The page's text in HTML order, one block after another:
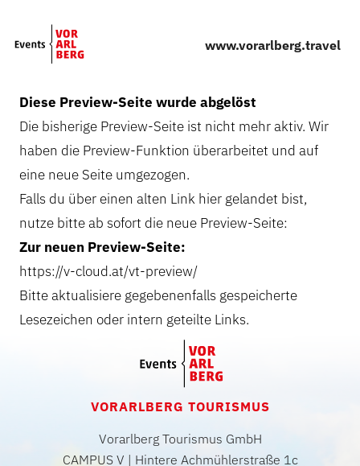
www.vorarlberg.travel
Diese Preview-Seite wurde abgelöst
Die bisherige Preview-Seite ist nicht mehr aktiv. Wir
haben die Preview-Funktion überarbeitet und auf
eine neue Seite umgezogen.
Falls du über einen alten Link hier gelandet bist,
nutze bitte ab sofort die neue Preview-Seite:
Zur neuen Preview-Seite:
https://v-cloud.at/vt-preview/
Bitte aktualisiere gegebenenfalls gespeicherte
Lesezeichen oder intern geteilte Links.
VORARLBERG TOURISMUS
Vorarlberg Tourismus GmbH
CAMPUS V | Hintere Achmühlerstraße 1c